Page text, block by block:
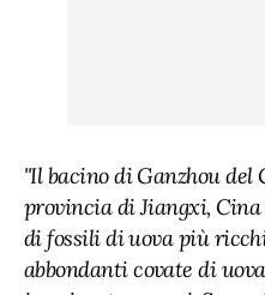
"Il bacino di Ganzhou del
provincia di Jiangxi,
di fossili di uova più
abbondanti covate di